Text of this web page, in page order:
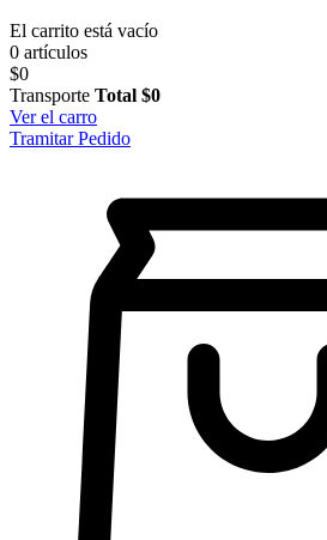
El carrito está vacío
0 artículos
$0
Transporte Total $0
Ver el carro
Tramitar Pedido